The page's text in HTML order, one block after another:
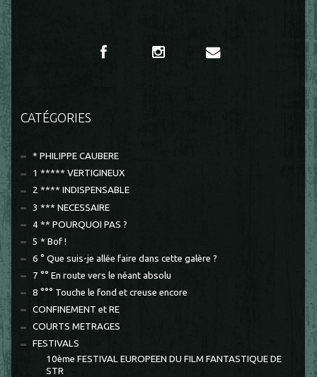
CATÉGORIES
* PHILIPPE CAUBERE
1 ***** VERTIGINEUX
2 **** INDISPENSABLE
3 *** NECESSAIRE
4 ** POURQUOI PAS ?
5 * Bof !
6 ° Que suis-je allée faire dans cette galère ?
7 °° En route vers le néant absolu
8 °°° Touche le fond et creuse encore
CONFINEMENT et RE
COURTS METRAGES
FESTIVALS
10ème FESTIVAL EUROPEEN DU FILM FANTASTIQUE DE
STR